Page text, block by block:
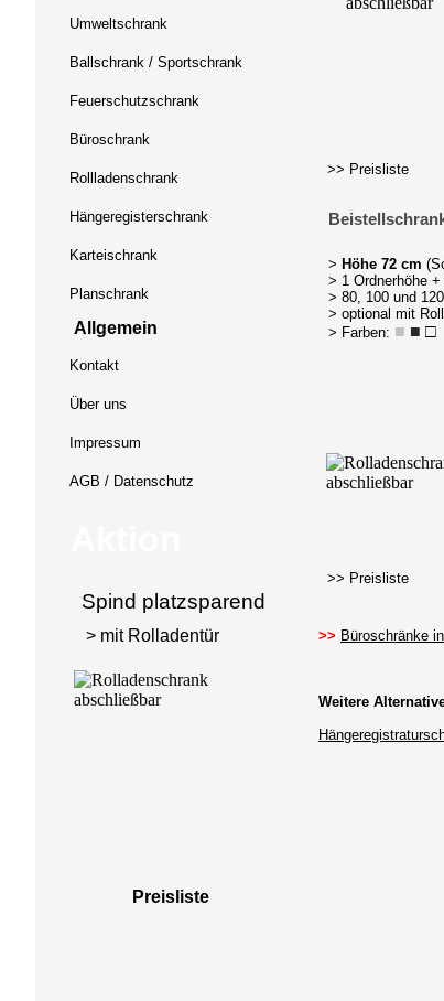
>> Preisliste
> Höhe 72 cm
> 1 Ordnerhöhe
> 80, 100 und
> optional mit
> Farben: ■ ■ □
>> Preisliste
>> Büroschränke
Weitere
Umweltschrank
Ballschrank / Sportschrank
Feuerschutzschrank
Büroschrank
Rollladenschrank
Hängeregisterschrank
Karteischrank
Planschrank
Allgemein
Kontakt
Über uns
Impressum
AGB / Datenschutz
Spind platzsparend
Preisliste
> mit Rolladentür